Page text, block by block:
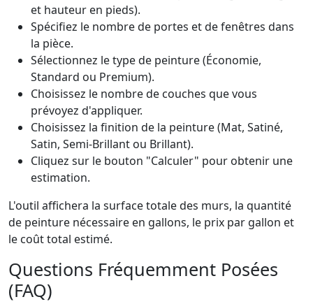
et hauteur en pieds).
Spécifiez le nombre de portes et de fenêtres dans
la pièce.
Sélectionnez le type de peinture (Économie,
Standard ou Premium).
Choisissez le nombre de couches que vous
prévoyez d'appliquer.
Choisissez la finition de la peinture (Mat, Satiné,
Satin, Semi-Brillant ou Brillant).
Cliquez sur le bouton "Calculer" pour obtenir une
estimation.
L'outil affichera la surface totale des murs, la quantité
de peinture nécessaire en gallons, le prix par gallon et
le coût total estimé.
Questions Fréquemment Posées
(FAQ)